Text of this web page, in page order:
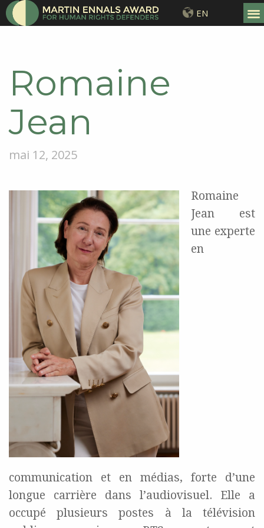
EN
Romaine
Jean
mai 12, 2025
Romaine
Jean est
une experte
en
communication et en médias, forte d’une
longue carrière dans l’audiovisuel. Elle a
occupé plusieurs postes à la télévision